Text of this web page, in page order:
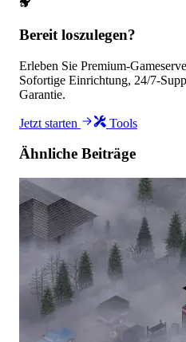
Bereit loszulegen?
Erleben Sie Premium-
Sofortige Einrichtung, 24/7-
Garantie.
Jetzt starten Tools
Ähnliche Beiträge